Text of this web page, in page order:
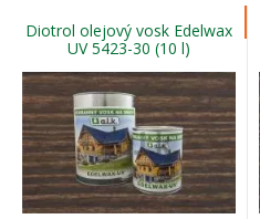
Diotrol olejový vosk Edelwax
UV 5423-30 (10 l)